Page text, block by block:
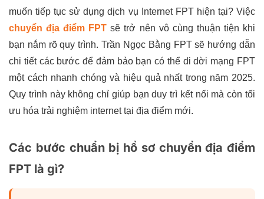
muốn tiếp tục sử dụng dịch vụ Internet FPT hiện tại? Việc
chuyển địa điểm FPT sẽ trở nên vô cùng thuận tiện khi
bạn nắm rõ quy trình. Trần Ngọc Bằng FPT sẽ hướng dẫn
chi tiết các bước để đảm bảo bạn có thể di dời mạng FPT
một cách nhanh chóng và hiệu quả nhất trong năm 2025.
Quy trình này không chỉ giúp bạn duy trì kết nối mà còn tối
ưu hóa trải nghiệm internet tại địa điểm mới.
Các bước chuẩn bị hồ sơ chuyển địa điểm
FPT là gì?